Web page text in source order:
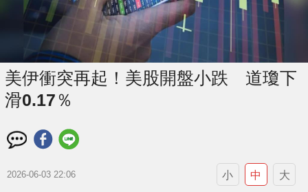
美伊衝突再起！美股開盤小跌 道瓊下
滑0.17％
2026-06-03 22:06 小 中 大